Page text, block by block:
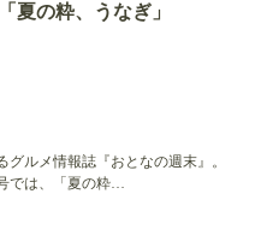
「夏の粋、うなぎ」
ルメ情報誌『おとなの週末』。
では、「夏の粋…